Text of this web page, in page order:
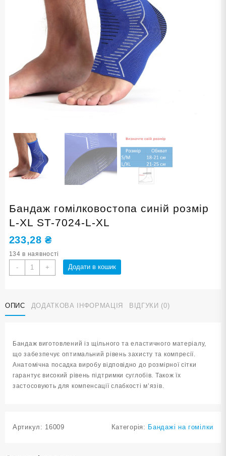
Бандаж гомілковостопа синій розмір
L-XL ST-7024-L-XL
233,28₴
134 в наявності
-
Бандаж
гомілковостопа
L-
XL
+ Додати в кошик
ОПИС ДОДАТКОВА ІНФОРМАЦІЯ ВІДГУКИ (0)
Бандаж виготовлений із щільного та еластичного матеріалу,
що забезпечує оптимальний рівень захисту та компресії.
Анатомічна посадка виробу відповідно до розмірної сітки
гарантує високий рівень підтримки суглобів. Також їх
застосовують для компенсації слабкості м’язів.
Артикул: 16009 Категорія: Бандажі на гомілки